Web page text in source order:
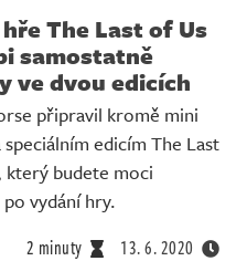
The Last of Us
samostatně
ve dvou edicích
připravil kromě mini
edicím The Last
který budete moci
vydání hry.
2 minuty 13. 6. 2020